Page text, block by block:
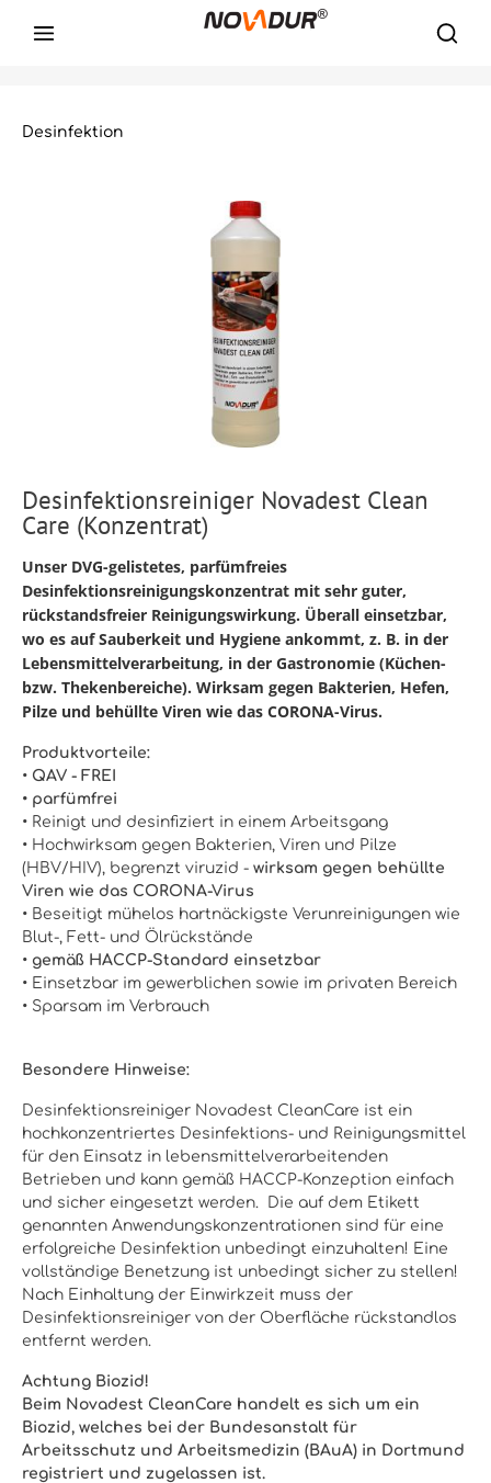
Desinfektion
Desinfektionsreiniger Novadest Clean
Care (Konzentrat)
Unser DVG-gelistetes, parfümfreies
Desinfektionsreinigungskonzentrat mit sehr guter,
rückstandsfreier Reinigungswirkung. Überall einsetzbar,
wo es auf Sauberkeit und Hygiene ankommt, z. B. in der
Lebensmittelverarbeitung, in der Gastronomie (Küchen-
bzw. Thekenbereiche). Wirksam gegen Bakterien, Hefen,
Pilze und behüllte Viren wie das CORONA-Virus.
Produktvorteile:
• QAV - FREI
• parfümfrei
• Reinigt und desinfiziert in einem Arbeitsgang
• Hochwirksam gegen Bakterien, Viren und Pilze
(HBV/HIV), begrenzt viruzid - wirksam gegen behüllte
Viren wie das CORONA-Virus
• Beseitigt mühelos hartnäckigste Verunreinigungen wie
Blut-, Fett- und Ölrückstände
• gemäß HACCP-Standard einsetzbar
• Einsetzbar im gewerblichen sowie im privaten Bereich
• Sparsam im Verbrauch
Besondere Hinweise:
Desinfektionsreiniger Novadest CleanCare ist ein
hochkonzentriertes Desinfektions- und Reinigungsmittel
für den Einsatz in lebensmittelverarbeitenden
Betrieben und kann gemäß HACCP-Konzeption einfach
und sicher eingesetzt werden. Die auf dem Etikett
genannten Anwendungskonzentrationen sind für eine
erfolgreiche Desinfektion unbedingt einzuhalten! Eine
vollständige Benetzung ist unbedingt sicher zu stellen!
Nach Einhaltung der Einwirkzeit muss der
Desinfektionsreiniger von der Oberfläche rückstandlos
entfernt werden.
Achtung Biozid!
Beim Novadest CleanCare handelt es sich um ein
Biozid, welches bei der Bundesanstalt für
Arbeitsschutz und Arbeitsmedizin (BAuA) in Dortmund
registriert und zugelassen ist.